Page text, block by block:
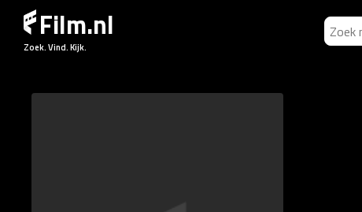
Film.nl
Zoek. Vind. Kijk.